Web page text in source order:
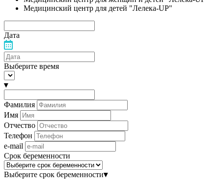
Медицинский центр для детей "Лелека-UP"
Дата
Выберите время
▾
Фамилия
Имя
Отчество
Телефон
e-mail
Срок беременности
Выберите срок беременности▾